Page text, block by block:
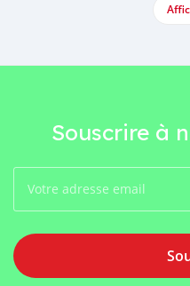
Souscrire à